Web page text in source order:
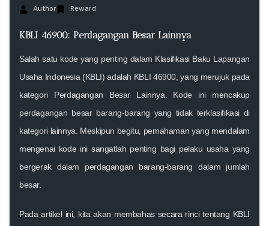
Author Reward
KBLI 46900: Perdagangan Besar Lainnya
Salah satu kode yang penting dalam Klasifikasi Baku Lapangan
Usaha Indonesia (KBLI) adalah KBLI 46900 , yang merujuk pada
kategori Perdagangan Besar Lainnya . Kode ini mencakup
perdagangan besar barang-barang yang tidak terklasifikasi di
kategori lainnya. Meskipun begitu, pemahaman yang mendalam
mengenai kode ini sangatlah penting bagi pelaku usaha yang
bergerak dalam perdagangan barang-barang dalam jumlah
besar.
Pada artikel ini, kita akan membahas secara rinci tentang KBLI